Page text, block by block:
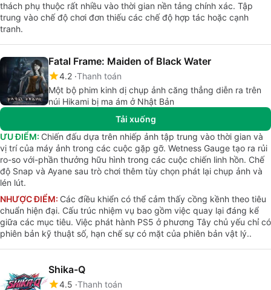
thách phụ thuộc rất nhiều vào thời gian nền tảng chính xác. Tập
trung vào chế độ chơi đơn thiếu các chế độ hợp tác hoặc cạnh
tranh.
Fatal Frame: Maiden of Black Water
4.2 Thanh toán
Một bộ phim kinh dị chụp ảnh căng thẳng diễn ra trên
núi Hikami bị ma ám ở Nhật Bản
Tải xuống
ƯU ĐIỂM: Chiến đấu dựa trên nhiếp ảnh tập trung vào thời gian và
vị trí của máy ảnh trong các cuộc gặp gỡ. Wetness Gauge tạo ra rủi
ro-so với-phần thưởng hữu hình trong các cuộc chiến linh hồn. Chế
độ Snap và Ayane sau trò chơi thêm tùy chọn phát lại chụp ảnh và
lén lút.
NHƯỢC ĐIỂM: Các điều khiển có thể cảm thấy cồng kềnh theo tiêu
chuẩn hiện đại. Cấu trúc nhiệm vụ bao gồm việc quay lại đáng kể
giữa các mục tiêu. Việc phát hành PS5 ở phương Tây chủ yếu chỉ có
phiên bản kỹ thuật số, hạn chế sự có mặt của phiên bản vật lý..
Shika-Q
4.5 Thanh toán